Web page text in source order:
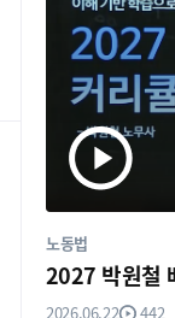
노동법
2027 박원철
2026.06.22 442